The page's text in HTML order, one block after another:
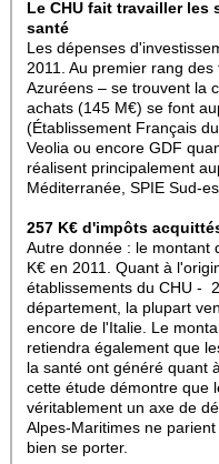
Le CHU fait travailler
santé
Les dépenses
2011. Au premier rang
Azuréens – se trouvent la
achats (145 M€) se font
(Établissement Français
Veolia ou encore GDF
réalisent principalement
Méditerranée, SPIE Sud-
257 K€ d'impôts
Autre donnée : le montant
K€ en 2011. Quant à
établissements du CHU -
département, la plupart
encore de l'Italie. Le
retiendra également que
la santé ont généré quant
cette étude démontre que
véritablement un axe de
Alpes-Maritimes ne
bien se porter.